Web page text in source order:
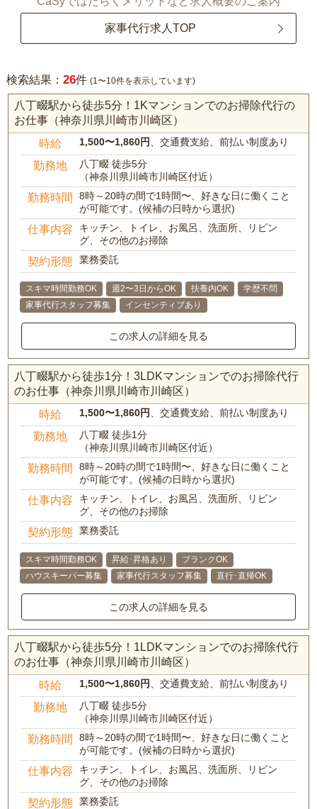
家事代行求人TOP
検索結果： 26件 (1〜10件を表示しています)
八丁畷駅から徒歩5分！1Kマンションでのお掃除代行の
お仕事（神奈川県川崎市川崎区）
時給 1,500〜1,860円 、交通費支給、前払い制度あり
勤務地
八丁畷 徒歩5分
（神奈川県川崎市川崎区付近）
勤務時間
8時～20時の間で1時間〜、好きな日に働くこと
が可能です。(候補の日時から選択)
仕事内容
キッチン、トイレ、お風呂、洗面所、リビン
グ、その他のお掃除
契約形態 業務委託
スキマ時間勤務OK 週2〜3日からOK 扶養内OK
学歴不問
家事代行スタッフ募集
インセンティブあり
この求人の詳細を見る
八丁畷駅から徒歩1分！3LDKマンションでのお掃除代行
のお仕事（神奈川県川崎市川崎区）
時給 1,500〜1,860円 、交通費支給、前払い制度あり
勤務地
八丁畷 徒歩1分
（神奈川県川崎市川崎区付近）
勤務時間
8時～20時の間で1時間〜、好きな日に働くこと
が可能です。(候補の日時から選択)
仕事内容
キッチン、トイレ、お風呂、洗面所、リビン
グ、その他のお掃除
契約形態 業務委託
スキマ時間勤務OK 昇給･昇格あり
ブランクOK
ハウスキーパー募集
家事代行スタッフ募集 直行･直帰OK
この求人の詳細を見る
八丁畷駅から徒歩5分！1LDKマンションでのお掃除代行
のお仕事（神奈川県川崎市川崎区）
時給 1,500〜1,860円 、交通費支給、前払い制度あり
勤務地
八丁畷 徒歩5分
（神奈川県川崎市川崎区付近）
勤務時間
8時～20時の間で1時間〜、好きな日に働くこと
が可能です。(候補の日時から選択)
仕事内容
キッチン、トイレ、お風呂、洗面所、リビン
グ、その他のお掃除
契約形態 業務委託